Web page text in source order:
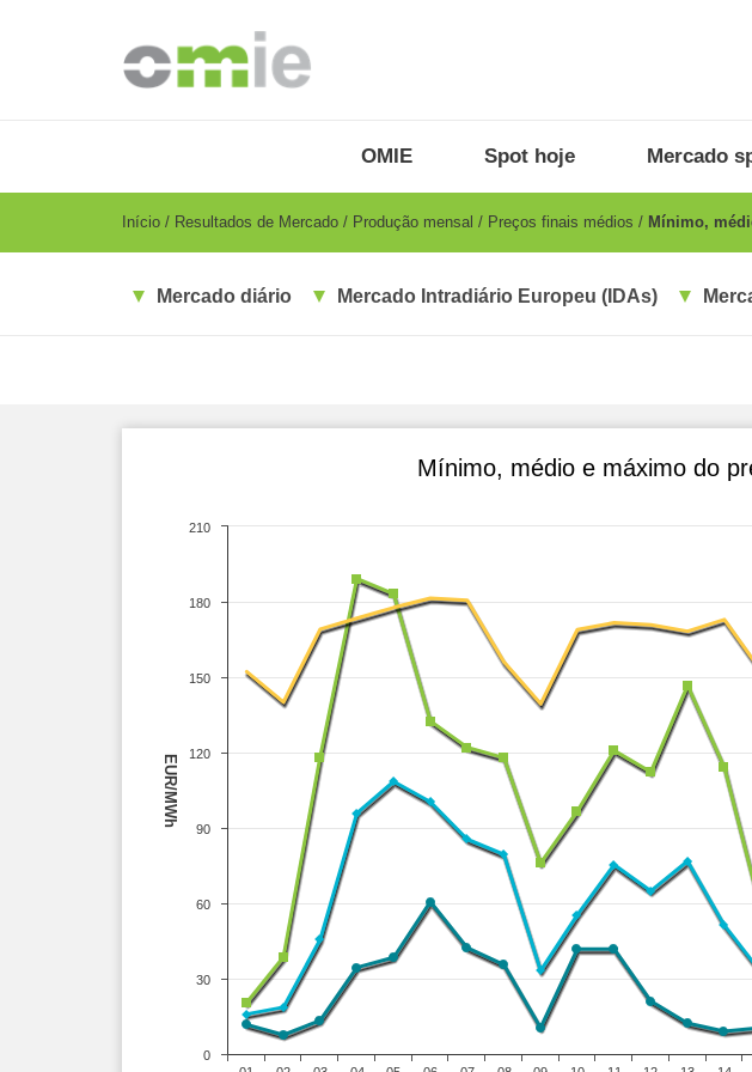
PT
OMIE Spot hoje Mercado
Breadcrumb
Início Resultados de Mercado Produção mensal Preços finais médios Mínimo,
Mercado diário Mercado Intradiário Europeu (IDAs)
EUR/MWh
Mínimo, médio e máximo do
0
30
60
90
120
150
180
210